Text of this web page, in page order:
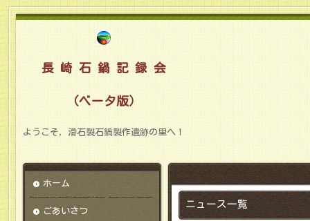
長 崎 石 鍋 記 録 会
（ベータ版）
ようこそ，滑石製石鍋製作遺跡の里へ！
ニュース一覧
ホーム
ごあいさつ